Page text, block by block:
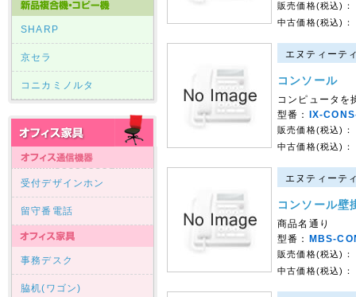
SHARP
京セラ
コニカミノルタ
受付デザインホン
留守番電話
事務デスク
脇机(ワゴン)
販売価格(税込)：
中古価格(税込)：
エヌティーテ
コンソール
コンピュータを
型番：
IX-
販売価格(税込)：
中古価格(税込)：
エヌティーテ
コンソール壁
商品名通り
型番：
MBS-
販売価格(税込)：
中古価格(税込)：